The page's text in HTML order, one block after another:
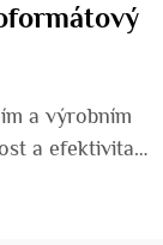
a výrobním
a efektivita
ohýbací stroj